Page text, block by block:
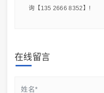
询【135 2666 8352】!
在线留言